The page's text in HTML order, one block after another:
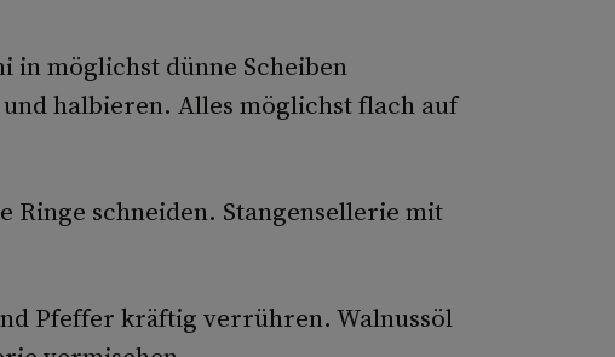
in möglichst dünne Scheiben
halbieren. Alles möglichst flach auf
Ringe schneiden. Stangensellerie mit
Pfeffer kräftig verrühren. Walnussöl